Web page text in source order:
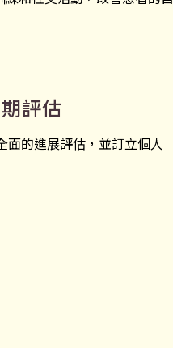
評估
面的進展評估，並訂立個人